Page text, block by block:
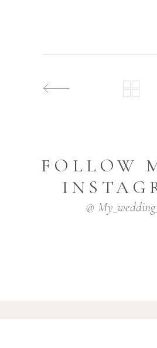
FOLLOW
@